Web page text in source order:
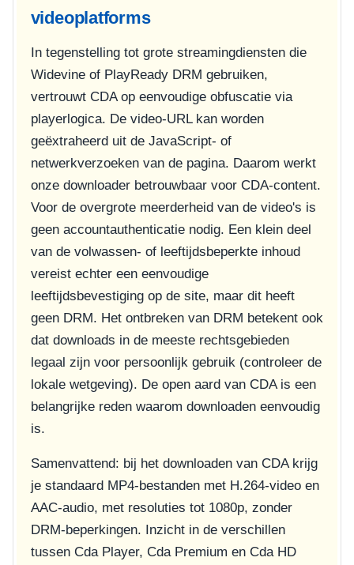
videoplatforms
In tegenstelling tot grote streamingdiensten die
Widevine of PlayReady DRM gebruiken,
vertrouwt CDA op eenvoudige obfuscatie via
playerlogica. De video-URL kan worden
geëxtraheerd uit de JavaScript- of
netwerkverzoeken van de pagina. Daarom werkt
onze downloader betrouwbaar voor CDA-content.
Voor de overgrote meerderheid van de video's is
geen accountauthenticatie nodig. Een klein deel
van de volwassen- of leeftijdsbeperkte inhoud
vereist echter een eenvoudige
leeftijdsbevestiging op de site, maar dit heeft
geen DRM. Het ontbreken van DRM betekent ook
dat downloads in de meeste rechtsgebieden
legaal zijn voor persoonlijk gebruik (controleer de
lokale wetgeving). De open aard van CDA is een
belangrijke reden waarom downloaden eenvoudig
is.
Samenvattend: bij het downloaden van CDA krijg
je standaard MP4-bestanden met H.264-video en
AAC-audio, met resoluties tot 1080p, zonder
DRM-beperkingen. Inzicht in de verschillen
tussen Cda Player, Cda Premium en Cda HD